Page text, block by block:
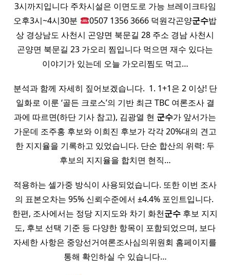
3시까지입니다 주차시설은 이면도로 가능 브레이크타임
오후3시~4시30분
0507 1356 3666 덕원각곤양군수밥
상 경상남도 사천시 곤양면 북문길 28 주소 경남 사천시
곤양면 북문길 23 가오리 찜입니다 먹으면 재수 있다는
이야기가 있는데 오늘 가오리찜도 먹고…
분석과 함께 자세히 짚어보겠습니다. ​ 1. 1+1은 2 이상! 단
일화로 이룬 ‘골든 크로스’의 기반 최근 TBC 여론조사 결
과에 따르면(하단 기사 참고), 김광열 현 군수가 앞서가는
가운데 조주홍 후보와 이희진 후보가 각각 20%대의 견고
한 지지율을 기록하고 있었습니다. 단순 합산의 위력: 두
후보의 지지율을 합치면 현직…
적용하는 셀가중 방식이 사용되었습니다. 또한 이번 조사
의 표본오차는 95% 신뢰수준에서 ±4.4% 포인트입니다. ​
한편, 조사에서는 정당 지지도와 차기 화천군수 후보 지지
도, 후보 선택 기준 등 다양한 항목이 포함되었으며, 보다
자세한 사항은 중앙선거여론조사심의위원회 홈페이지를
통해 확인하실 수 있습니다…